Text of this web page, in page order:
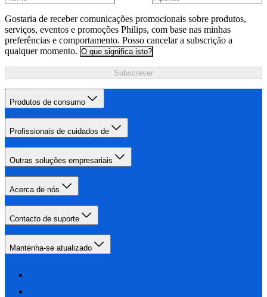
Gostaria de receber comunicações promocionais sobre produtos,
serviços, eventos e promoções Philips, com base nas minhas
preferências e comportamento. Posso cancelar a subscrição a
qualquer momento. O que significa isto?
Subscrever
Produtos de consumo
Profissionais de cuidados de
Outras soluções empresariais
Acerca de nós
Contacto de suporte
Mantenha-se atualizado